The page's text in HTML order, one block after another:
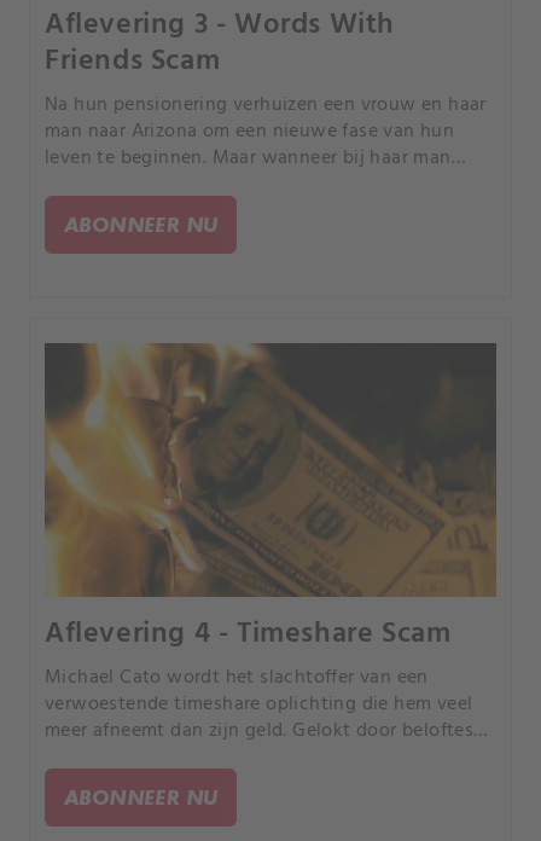
Aflevering 3 - Words With
Friends Scam
Na hun pensionering verhuizen een vrouw en haar
man naar Arizona om een nieuwe fase van hun
leven te beginnen. Maar wanneer bij haar man
geïsoleerd en eenzaam.
ABONNEER NU
Aflevering 4 - Timeshare Scam
Michael Cato wordt het slachtoffer van een
verwoestende timeshare oplichting die hem veel
meer afneemt dan zijn geld. Gelokt door beloftes
dollar, maar de impact gaat veel dieper.
ABONNEER NU